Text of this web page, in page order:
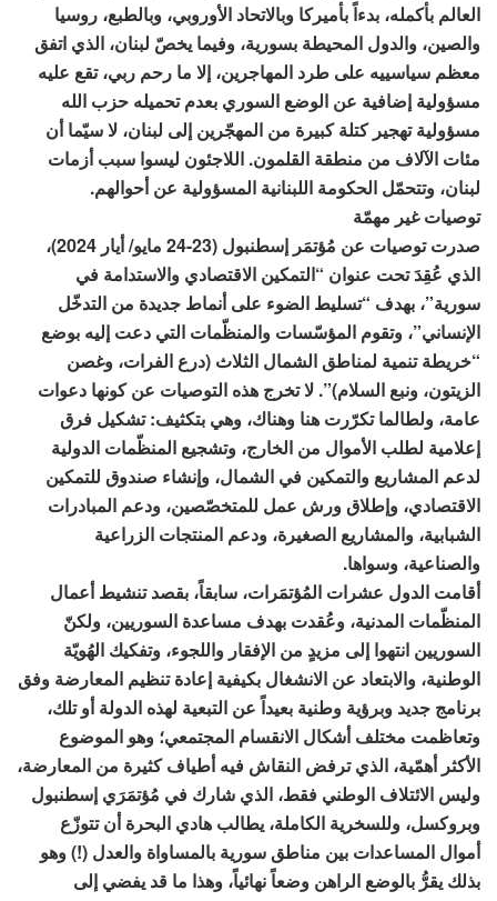
العالم بأكمله، بدءاً بأميركا وبالاتحاد الأوروبي، وبالطبع، روسيا
والصين، والدول المحيطة بسورية، وفيما يخصّ لبنان، الذي اتفق
معظم سياسييه على طرد المهاجرين، إلا ما رحم ربي، تقع عليه
مسؤولية إضافية عن الوضع السوري بعدم تحميله حزب الله
مسؤولية تهجير كتلة كبيرة من المهجّرين إلى لبنان، لا سيّما أن
مئات الآلاف من منطقة القلمون. اللاجئون ليسوا سبب أزمات
لبنان، وتتحمّل الحكومة اللبنانية المسؤولية عن أحوالهم.
توصيات غير مهمّة
صدرت توصيات عن مُؤتمَر إسطنبول (23-24 مايو/ أيار 2024)،
الذي عُقِدَ تحت عنوان “التمكين الاقتصادي والاستدامة في
سورية”، بهدف “تسليط الضوء على أنماط جديدة من التدخّل
الإنساني”، وتقوم المؤسّسات والمنظّمات التي دعت إليه بوضع
“خريطة تنمية لمناطق الشمال الثلاث (درع الفرات، وغصن
الزيتون، ونبع السلام)”. لا تخرج هذه التوصيات عن كونها دعوات
عامة، ولطالما تكرّرت هنا وهناك، وهي بتكثيف: تشكيل فرق
إعلامية لطلب الأموال من الخارج، وتشجيع المنظّمات الدولية
لدعم المشاريع والتمكين في الشمال، وإنشاء صندوق للتمكين
الاقتصادي، وإطلاق ورش عمل للمتخصّصين، ودعم المبادرات
الشبابية، والمشاريع الصغيرة، ودعم المنتجات الزراعية
والصناعية، وسواها.
أقامت الدول عشرات المُؤتمَرات، سابقاً، بقصد تنشيط أعمال
المنظّمات المدنية، وعُقدت بهدف مساعدة السوريين، ولكنّ
السوريين انتهوا إلى مزيدٍ من الإفقار واللجوء، وتفكيك الهُويّة
الوطنية، والابتعاد عن الانشغال بكيفية إعادة تنظيم المعارضة وفق
برنامج جديد وبرؤية وطنية بعيداً عن التبعية لهذه الدولة أو تلك،
وتعاظمت مختلف أشكال الانقسام المجتمعي؛ وهو الموضوع
الأكثر أهمّية، الذي ترفض النقاش فيه أطياف كثيرة من المعارضة،
وليس الائتلاف الوطني فقط، الذي شارك في مُؤتمَرَي إسطنبول
وبروكسل، وللسخرية الكاملة، يطالب هادي البحرة أن تتوزّع
أموال المساعدات بين مناطق سورية بالمساواة والعدل (!) وهو
بذلك يقرُّ بالوضع الراهن وضعاً نهائياً، وهذا ما قد يفضي إلى